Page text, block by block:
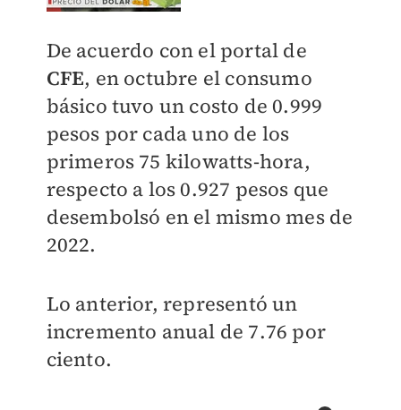
De acuerdo con el portal de
CFE, en octubre el consumo
básico tuvo un costo de 0.999
pesos por cada uno de los
primeros 75 kilowatts-hora,
respecto a los 0.927 pesos que
desembolsó en el mismo mes de
2022.
Lo anterior, representó un
incremento anual de 7.76 por
ciento.